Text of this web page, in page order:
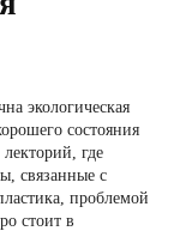
экологическая
состояния
где
связанные с
проблемой
стоит в